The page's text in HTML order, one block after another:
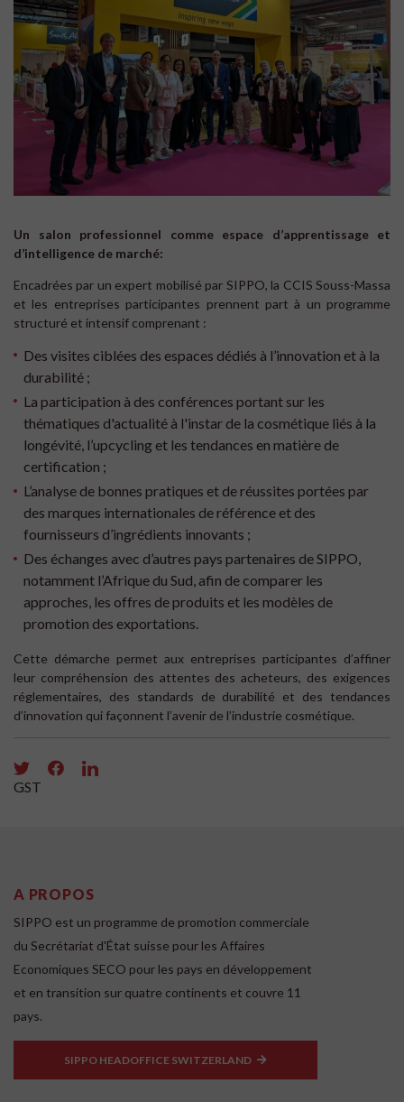
Un salon professionnel comme espace d’apprentissage et
d’intelligence de marché:
Encadrées par un expert mobilisé par SIPPO, la CCIS Souss-Massa
et les entreprises participantes prennent part à un programme
structuré et intensif comprenant :
Des visites ciblées des espaces dédiés à l’innovation et à la
durabilité ;
La participation à des conférences portant sur les
thématiques d'actualité à l'instar de la cosmétique liés à la
longévité, l’upcycling et les tendances en matière de
certification ;
L’analyse de bonnes pratiques et de réussites portées par
des marques internationales de référence et des
fournisseurs d’ingrédients innovants ;
Des échanges avec d’autres pays partenaires de SIPPO,
notamment l’Afrique du Sud, afin de comparer les
approches, les offres de produits et les modèles de
promotion des exportations.
Cette démarche permet aux entreprises participantes d’affiner
leur compréhension des attentes des acheteurs, des exigences
réglementaires, des standards de durabilité et des tendances
d’innovation qui façonnent l’avenir de l’industrie cosmétique.
GST
A PROPOS
SIPPO est un programme de promotion commerciale
du Secrétariat d'État suisse pour les Affaires
Economiques SECO pour les pays en développement
et en transition sur quatre continents et couvre 11
pays.
SIPPO HEADOFFICE SWITZERLAND